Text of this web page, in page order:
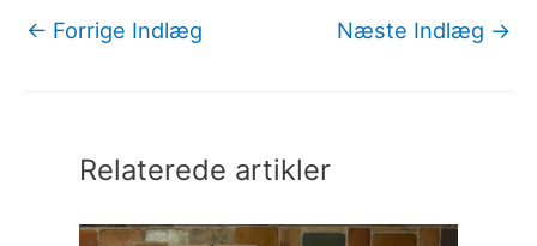
← Forrige Indlæg Næste Indlæg →
Relaterede artikler